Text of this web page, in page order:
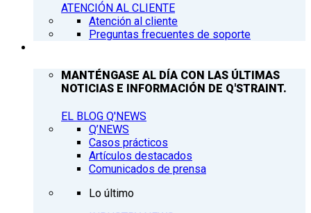
ATENCIÓN AL CLIENTE
Atención al cliente
Preguntas frecuentes de soporte
MANTÉNGASE AL DÍA CON LAS ÚLTIMAS
NOTICIAS E INFORMACIÓN DE Q'STRAINT.
EL BLOG Q'NEWS
Q’NEWS
Casos prácticos
Artículos destacados
Comunicados de prensa
Lo último